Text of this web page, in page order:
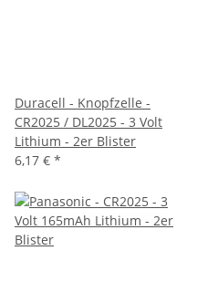
Duracell - Knopfzelle -
CR2025 / DL2025 - 3 Volt
Lithium - 2er Blister
6,17 € *